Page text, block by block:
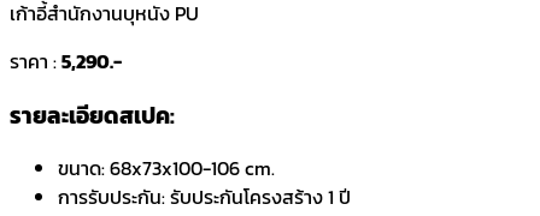
เก้าอี้สำนักงานบุหนัง PU
ราคา :5,290.-
รายละเอียดสเปค:
ขนาด:68x73x100-106 cm.
การรับประกัน:รับประกันโครงสร้าง 1 ปี